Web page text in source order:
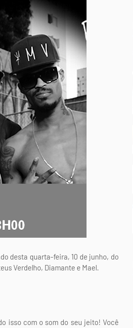
desta quarta-feira, 10 de junho, do
Verdelho, Diamante e Mael.
isso com o som do seu jeito! Você